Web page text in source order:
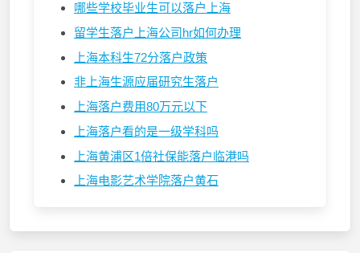
哪些学校毕业生可以落户上海
留学生落户上海公司hr如何办理
上海本科生72分落户政策
非上海生源应届研究生落户
上海落户费用80万元以下
上海落户看的是一级学科吗
上海黄浦区1倍社保能落户临港吗
上海电影艺术学院落户黄石